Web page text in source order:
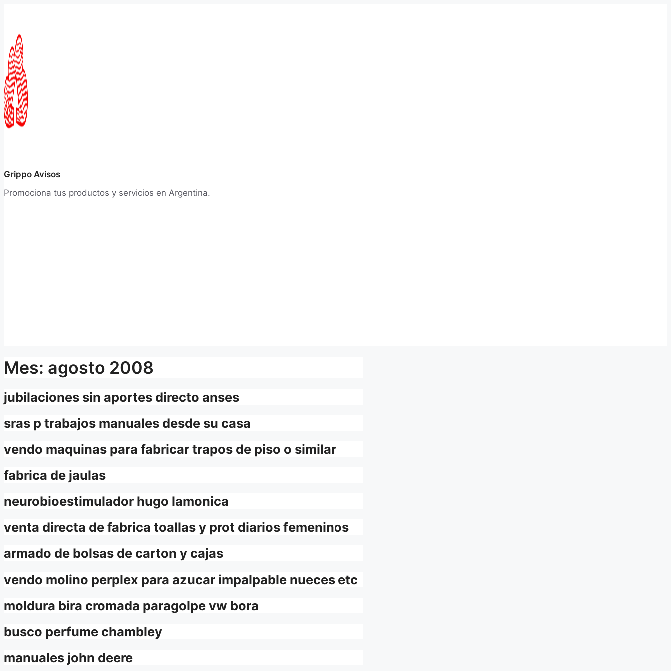
Grippo Avisos
Promociona tus productos y servicios en Argentina.
Mes: agosto 2008
jubilaciones sin aportes directo anses
sras p trabajos manuales desde su casa
vendo maquinas para fabricar trapos de piso o similar
fabrica de jaulas
neurobioestimulador hugo lamonica
venta directa de fabrica toallas y prot diarios femeninos
armado de bolsas de carton y cajas
vendo molino perplex para azucar impalpable nueces etc
moldura bira cromada paragolpe vw bora
busco perfume chambley
manuales john deere